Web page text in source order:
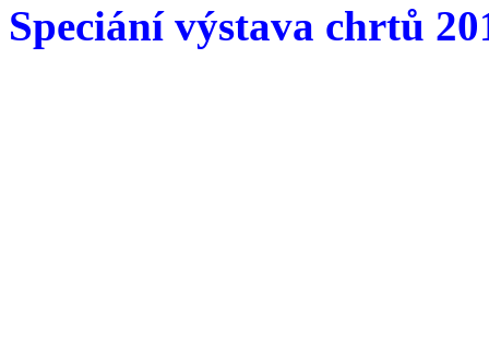
Speciání výstava chrtů